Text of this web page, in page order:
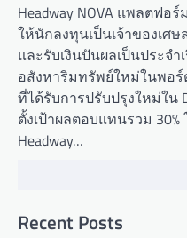
Headway NOVA แพลตฟ
ให้นักลงทุนเป็นเจ้าของเศ
และรับเงินปันผลเป็นประจำ
อสังหาริมทรัพย์ใหม่ในพอ
ที่ได้รับการปรับปรุงใหม่ใน
ตั้งเป้าผลตอบแทนรวม 30%
Headway…
Recent Posts